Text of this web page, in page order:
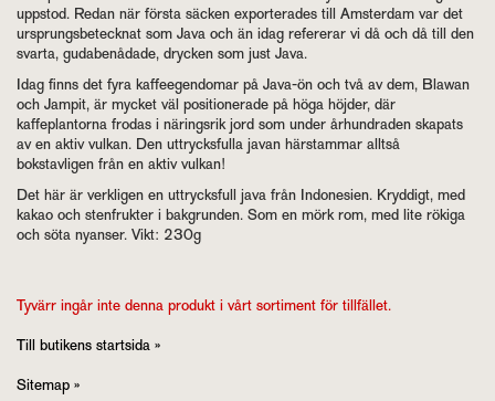
uppstod. Redan när första säcken exporterades till Amsterdam var det
ursprungsbetecknat som Java och än idag refererar vi då och då till den
svarta, gudabenådade, drycken som just Java.
Idag finns det fyra kaffeegendomar på Java-ön och två av dem, Blawan
och Jampit, är mycket väl positionerade på höga höjder, där
kaffeplantorna frodas i näringsrik jord som under århundraden skapats
av en aktiv vulkan. Den uttrycksfulla javan härstammar alltså
bokstavligen från en aktiv vulkan!
Det här är verkligen en uttrycksfull java från Indonesien. Kryddigt, med
kakao och stenfrukter i bakgrunden. Som en mörk rom, med lite rökiga
och söta nyanser. Vikt: 230g
Tyvärr ingår inte denna produkt i vårt sortiment för tillfället.
Till butikens startsida »
Sitemap »